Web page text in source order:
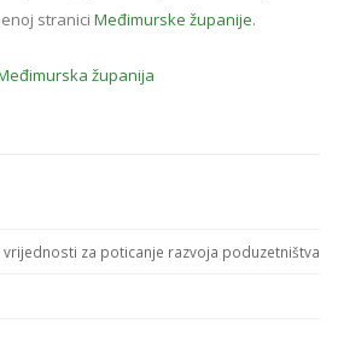
stranici Međimurske županije.
županija
za poticanje razvoja poduzetništva